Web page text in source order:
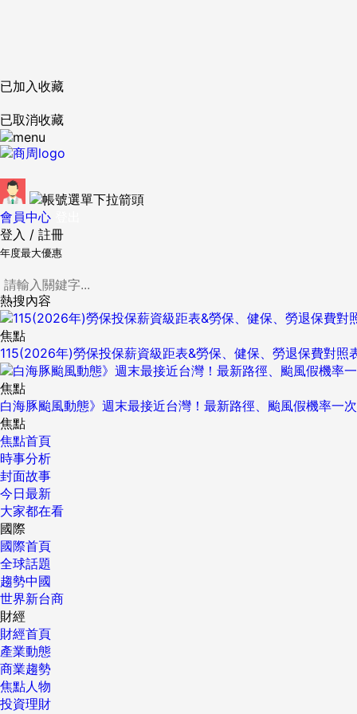
已加入收藏
已取消收藏
會員中心
登入 / 註冊
年度最大優惠
熱搜內容
焦點
115(2026年)勞保投保薪資級距表&勞保、健保、勞退保費對照
焦點
白海豚颱風動態》週末最接近台灣！最新路徑、颱風假機率一
焦點
焦點首頁
時事分析
封面故事
今日最新
大家都在看
國際
國際首頁
全球話題
趨勢中國
世界新台商
財經
財經首頁
產業動態
商業趨勢
焦點人物
投資理財